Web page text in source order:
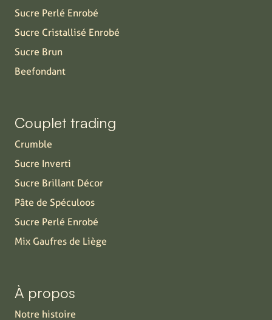
Sucre Perlé Enrobé
Sucre Cristallisé Enrobé
Sucre Brun
Beefondant
Couplet trading
Crumble
Sucre Inverti
Sucre Brillant Décor
Pâte de Spéculoos
Sucre Perlé Enrobé
Mix Gaufres de Liège
À propos
Notre histoire